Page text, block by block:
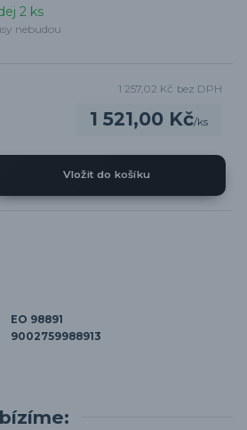
2 ks
nebudou
1 521,00 Kč/ks
1 257,02 Kč bez DPH
Vložit do košíku
EO 98891
9002759988913